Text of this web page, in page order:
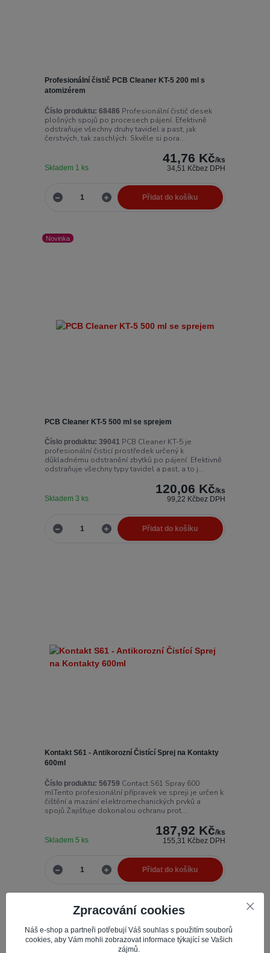
Profesionální čistič PCB Cleaner KT-5 200 ml s
atomizérem
Číslo produktu: 68486 Profesionální čistič desek
plošných spojů po procesech pájení. Efektivně
odstraňuje všechny druhy tavidel a past, jak
čerstvých, tak zaschlých. Skvěle si pora...
41,76 Kč/ks
34,51 Kčbez DPH
Skladem 1 ks
Přidat do košíku
Novinka
PCB Cleaner KT-5 500 ml se sprejem
Číslo produktu: 39041PCB Cleaner KT-5 je
profesionální čisticí prostředek určený k
důkladnému odstranění zbytků po pájení. Efektivně
odstraňuje všechny typy tavidel a past, a to j...
120,06 Kč/ks
99,22 Kčbez DPH
Skladem 3 ks
Přidat do košíku
Kontakt S61 - Antikorozní Čistící Sprej na Kontakty
600ml
Číslo produktu: 56759 Contact S61 Spray 600
mlTento profesionální přípravek ve spreji je určen k
čištění a mazání elektromechanických prvků a
spojů.Zajišťuje dokonalou ochranu prot...
187,92 Kč/ks
155,31 Kčbez DPH
Skladem 5 ks
Přidat do košíku
Zpracování cookies
Náš e-shop a partneři potřebují Váš souhlas s použitím souborů
cookies, aby Vám mohli zobrazovat informace týkající se Vašich
zájmů.